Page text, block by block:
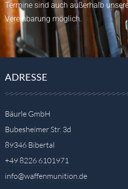
Termine sind auch außerhalb
Vereinbarung möglich.
ADRESSE
Bäurle GmbH
Bubesheimer Str. 3d
89346 Bibertal
+49 8226 6101971
info@waffenmunition.de